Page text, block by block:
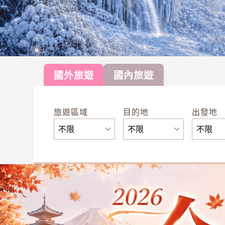
國外旅遊 國內旅遊
旅遊區域 目的地 出發地